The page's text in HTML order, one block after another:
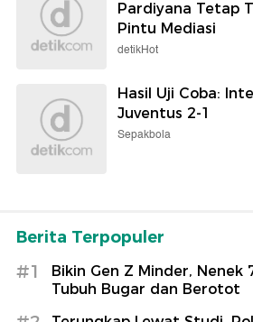
Pardiyana Tetap
Pintu Mediasi
detikHot
Hasil Uji Coba:
Juventus 2-1
Sepakbola
Berita Terpopuler
#1
Bikin Gen Z Minder, Nenek
Tubuh Bugar dan Berotot